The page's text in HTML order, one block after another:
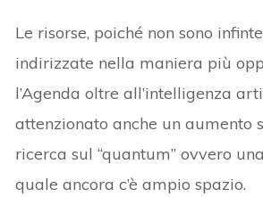
Le risorse, poiché non sono
indirizzate nella maniera più
l’Agenda oltre all’intelligenza
attenzionato anche un aumento
ricerca sul “quantum” ovvero
quale ancora c’è ampio spazio.